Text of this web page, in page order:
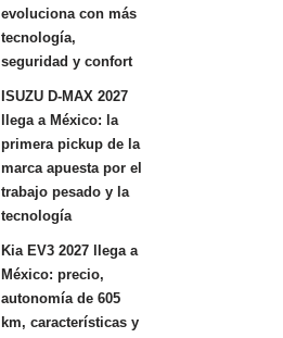
evoluciona con más
tecnología,
seguridad y confort
ISUZU D-MAX 2027
llega a México: la
primera pickup de la
marca apuesta por el
trabajo pesado y la
tecnología
Kia EV3 2027 llega a
México: precio,
autonomía de 605
km, características y